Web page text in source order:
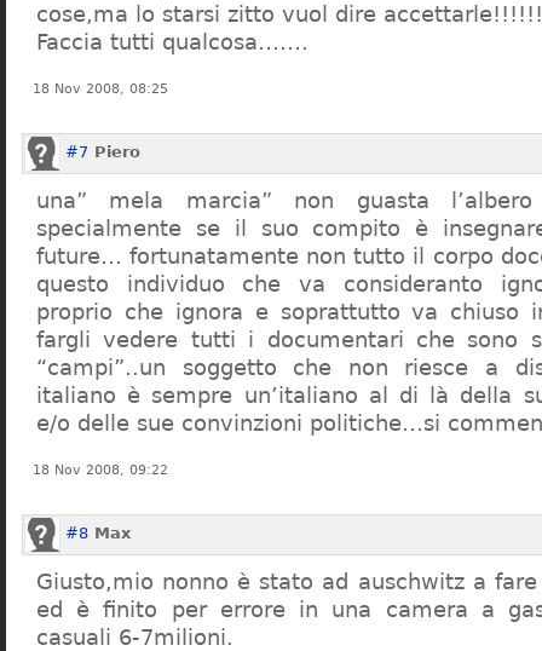
cose,ma lo starsi zitto vuol dire accettarle!!!!!!
Faccia tutti qualcosa…….
18 Nov 2008, 08:25
#7 Piero
una” mela marcia” non guasta
specialmente se il suo compito è
future… fortunatamente non tutto il corpo
questo individuo che va consideranto
proprio che ignora e soprattutto va chiuso
fargli vedere tutti i documentari che sono
“campi”..un soggetto che non riesce a
italiano è sempre un’italiano al di là della
e/o delle sue convinzioni politiche…si
18 Nov 2008, 09:22
#8 Max
Giusto,mio nonno è stato ad auschwitz a
ed è finito per errore in una camera a
casuali 6-7milioni.